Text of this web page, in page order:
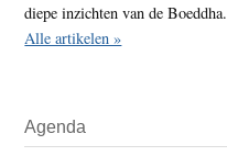
diepe inzichten van de Boeddha.
Alle artikelen »
Agenda